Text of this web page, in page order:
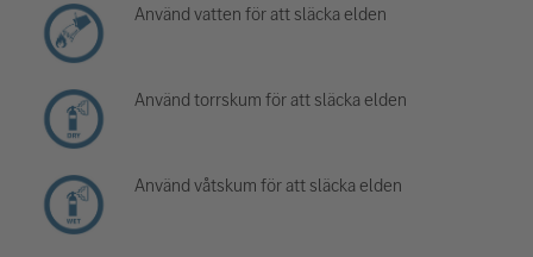
Använd vatten för att släcka elden
Använd torrskum för att släcka elden
Använd våtskum för att släcka elden